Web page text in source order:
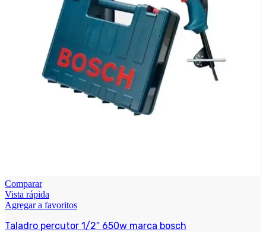
Comparar
Vista rápida
Agregar a favoritos
Taladro percutor 1/2″ 650w marca bosch